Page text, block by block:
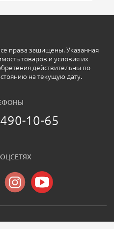
10-65
права защищены. Указанная
товаров и условия их
действительны по
на текущую дату.